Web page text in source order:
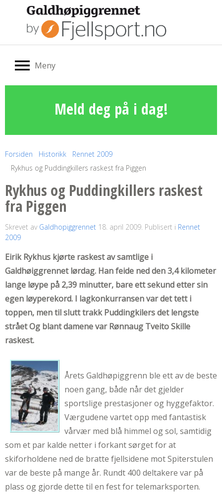
Meny
Meld deg på i dag!
Forsiden Historikk
Rennet 2009
Rykhus og Puddingkillers raskest fra Piggen
Rykhus og Puddingkillers raskest
fra Piggen
Skrevet av Galdhopiggrennet 18. april 2009 . Publisert i Rennet
2009
Eirik Rykhus kjørte raskest av samtlige i
Galdhøiggrennet lørdag. Han feide ned den 3,4 kilometer
lange løype på 2,39 minutter, bare ett sekund etter sin
egen løyperekord. I lagkonkurransen var det tett i
toppen, men til slutt trakk Puddingkilers det lengste
strået Og blant damene var Rønnaug Tveito Skille
raskest.
Årets Galdhøpiggrenn ble ett av de beste
noen gang, både når det gjelder
sportslige prestasjoner og hyggefaktor.
Værgudene vartet opp med fantastisk
vårvær med blå himmel og sol, samtidig
som et par kalde netter i forkant sørget for at
skiforholdene ned de bratte fjellsidene mot Spiterstulen
var de beste på mange år. Rundt 400 deltakere var på
plass og gjorde dette til en fest for telemarksporten.